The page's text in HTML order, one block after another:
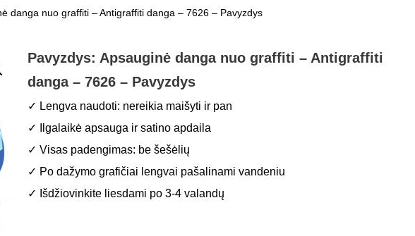
danga nuo graffiti – Antigraffiti danga – 7626 – Pavyzdys
Pavyzdys: Apsauginė danga nuo graffiti – Antigraffiti
danga – 7626 – Pavyzdys
✓ Lengva naudoti: nereikia maišyti ir pan
✓ Ilgalaikė apsauga ir satino apdaila
✓ Visas padengimas: be šešėlių
✓ Po dažymo grafičiai lengvai pašalinami vandeniu
✓ Išdžiovinkite liesdami po 3-4 valandų